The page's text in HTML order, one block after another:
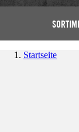
Startseite